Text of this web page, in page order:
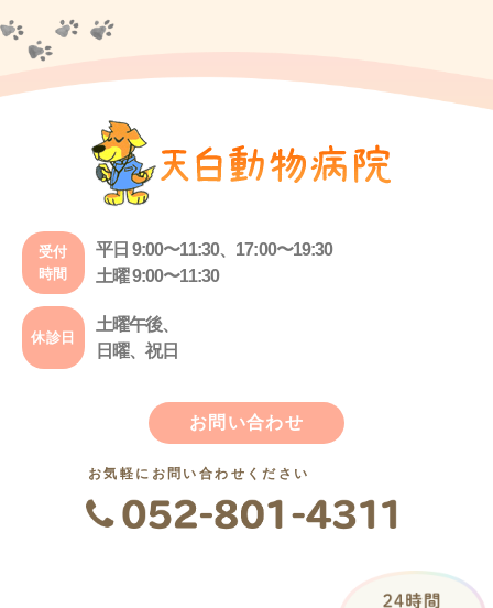
受付
時間
平日 9:00〜11:30、17:00〜19:30
土曜 9:00〜11:30
休診日
土曜午後、
日曜、祝日
お問い合わせ
お気軽にお問い合わせください